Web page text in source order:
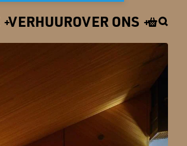
VERHUUROVER ONS